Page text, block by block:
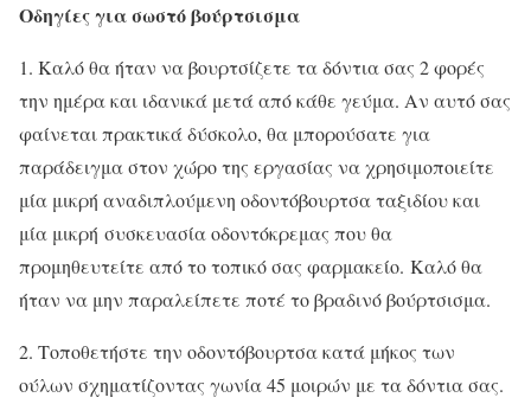
Οδηγίες για σωστό βούρτσισμα
1. Καλό θα ήταν να βουρτσίζετε τα δόντια σας 2 φορές
την ημέρα και ιδανικά μετά από κάθε γεύμα. Αν αυτό σας
φαίνεται πρακτικά δύσκολο, θα μπορούσατε για
παράδειγμα στον χώρο της εργασίας να χρησιμοποιείτε
μία μικρή αναδιπλούμενη οδοντόβουρτσα ταξιδίου και
μία μικρή συσκευασία οδοντόκρεμας που θα
προμηθευτείτε από το τοπικό σας φαρμακείο. Καλό θα
ήταν να μην παραλείπετε ποτέ το βραδινό βούρτσισμα.
2. Τοποθετήστε την οδοντόβουρτσα κατά μήκος των
ούλων σχηματίζοντας γωνία 45 μοιρών με τα δόντια σας.